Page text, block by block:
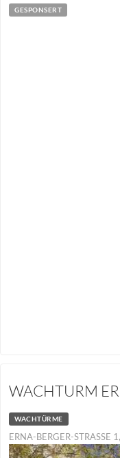
GESPONSERT
WACHTURM
WACHTÜRME
ERNA-BERGER-STRASSE